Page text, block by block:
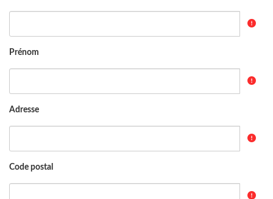
Prénom
Adresse
Code postal